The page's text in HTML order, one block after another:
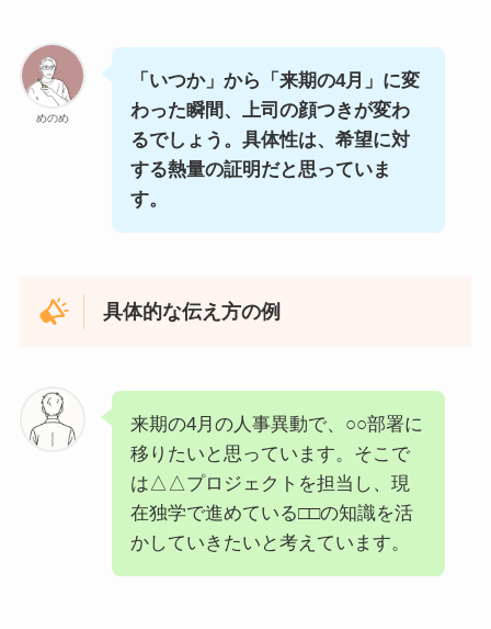
めのめ
「いつか」から「来期の4月」に変
わった瞬間、上司の顔つきが変わ
るでしょう。具体性は、希望に対
する熱量の証明だと思っていま
す。
具体的な伝え方の例
来期の4月の人事異動で、○○部署に
移りたいと思っています。そこで
は△△プロジェクトを担当し、現
在独学で進めている□□の知識を活
かしていきたいと考えています。